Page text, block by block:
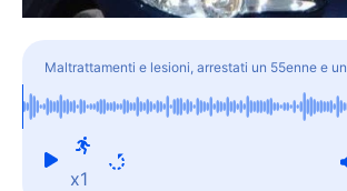
Maltrattamenti e lesioni, arrestati un 55enne e un
30enne
x1